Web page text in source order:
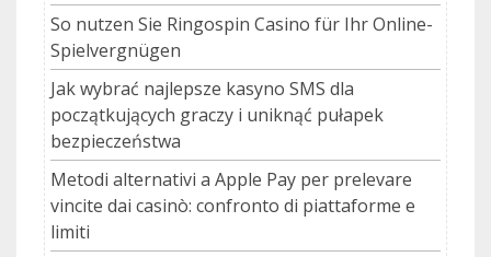
So nutzen Sie Ringospin Casino für Ihr Online-
Spielvergnügen
Jak wybrać najlepsze kasyno SMS dla
początkujących graczy i uniknąć pułapek
bezpieczeństwa
Metodi alternativi a Apple Pay per prelevare
vincite dai casinò: confronto di piattaforme e
limiti